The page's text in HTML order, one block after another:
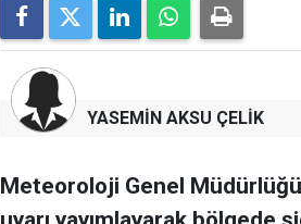
YASEMİN AKSU ÇELİK
Meteoroloji Genel